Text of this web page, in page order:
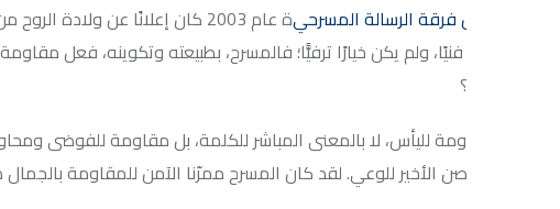
الرسالة المسرحي
ة عام 2003 كان إعلانًا عن ولادة الروح من تحت
ولم يكن خيارًا ترفيًّا؛ فالمسرح، بطبيعته وتكوينه، فعل مقاومة أزلي،
لليأس، لا بالمعنى المباشر للكلمة، بل مقاومة للفوضى ومحاولات محو
الأخير للوعي. لقد كان المسرح ممرّنا الآمن للمقاومة بالجمال ضد القبح،